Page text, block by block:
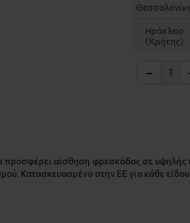
Ηράκλειο
(Κρήτης)
−
αίσθηση φρεσκάδας σε υψηλής
Κατασκευασμένο στην ΕΕ για κάθε